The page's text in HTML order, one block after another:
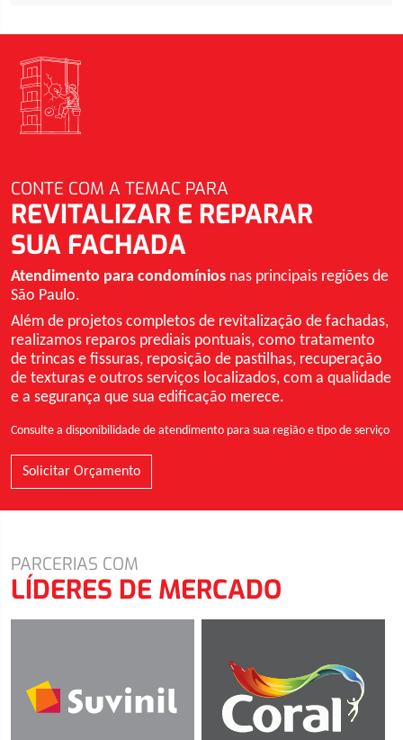
CONTE COM A TEMAC PARA
REVITALIZAR E REPARAR
SUA FACHADA
Atendimento para condomínios nas principais regiões de
São Paulo.
Além de projetos completos de revitalização de fachadas,
realizamos reparos prediais pontuais, como tratamento
de trincas e fissuras, reposição de pastilhas, recuperação
de texturas e outros serviços localizados, com a qualidade
e a segurança que sua edificação merece.
Consulte a disponibilidade de atendimento para sua região e tipo de serviço
Solicitar Orçamento
PARCERIAS COM
LÍDERES DE MERCADO